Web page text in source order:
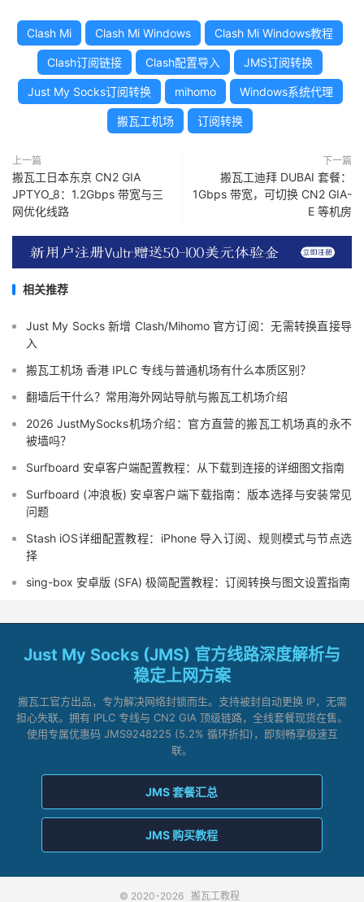
Clash Mi Clash Mi Windows Clash Mi Windows教程
Clash订阅链接 Clash配置导入 JMS订阅转换
Just My Socks订阅转换 mihomo Windows系统代理
搬瓦工机场 订阅转换
上一篇
搬瓦工日本东京 CN2 GIA
JPTYO_8：1.2Gbps 带宽与三
网优化线路
下一篇
搬瓦工迪拜 DUBAI 套餐：
1Gbps 带宽，可切换 CN2 GIA-
E 等机房
相关推荐
Just My Socks 新增 Clash/Mihomo 官方订阅：无需转换直接导
入
搬瓦工机场 香港 IPLC 专线与普通机场有什么本质区别？
翻墙后干什么？常用海外网站导航与搬瓦工机场介绍
2026 JustMySocks机场介绍：官方直营的搬瓦工机场真的永不
被墙吗？
Surfboard 安卓客户端配置教程：从下载到连接的详细图文指南
Surfboard (冲浪板) 安卓客户端下载指南：版本选择与安装常见
问题
Stash iOS详细配置教程：iPhone 导入订阅、规则模式与节点选
择
sing-box 安卓版 (SFA) 极简配置教程：订阅转换与图文设置指南
Just My Socks (JMS) 官方线路深度解析与
稳定上网方案
搬瓦工官方出品，专为解决网络封锁而生。支持被封自动更换 IP，无需
担心失联。拥有 IPLC 专线与 CN2 GIA 顶级链路，全线套餐现货在售。
使用专属优惠码 JMS9248225 (5.2% 循环折扣)，即刻畅享极速互
联。
JMS 套餐汇总
JMS 购买教程
© 2020-2026 搬瓦工教程